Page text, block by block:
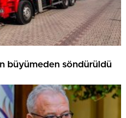
büyümeden söndürüldü